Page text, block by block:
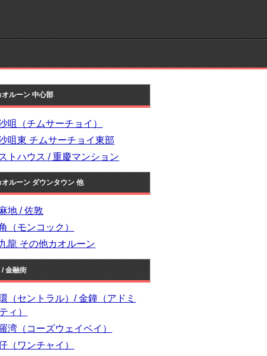
オルーン 中心部
咀（チムサーチョイ）
咀東 チムサーチョイ東部
トハウス / 重慶マンション
オルーン ダウンタウン 他
地 / 佐敦
（モンコック）
龍 その他カオルーン
/ 金融街
（セントラル）/ 金鐘（アドミ
ィ）
湾（コーズウェイベイ）
（ワンチャイ）